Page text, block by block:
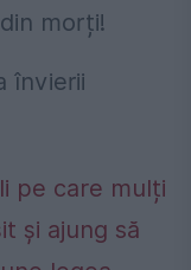
morți!
învierii
pe care mulți
și ajung să